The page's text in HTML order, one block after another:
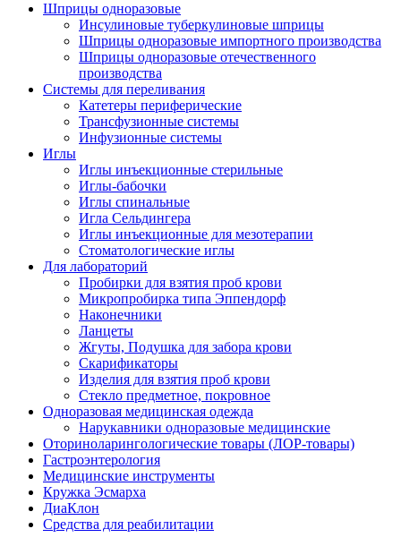
Шприцы одноразовые
Инсулиновые туберкулиновые шприцы
Шприцы одноразовые импортного производства
Шприцы одноразовые отечественного
производства
Системы для переливания
Катетеры периферические
Трансфузионные системы
Инфузионные системы
Иглы
Иглы инъекционные стерильные
Иглы-бабочки
Иглы спинальные
Игла Сельдингера
Иглы инъекционные для мезотерапии
Стоматологические иглы
Для лабораторий
Пробирки для взятия проб крови
Микропробирка типа Эппендорф
Наконечники
Ланцеты
Жгуты, Подушка для забора крови
Скарификаторы
Изделия для взятия проб крови
Стекло предметное, покровное
Одноразовая медицинская одежда
Нарукавники одноразовые медицинские
Оториноларингологические товары (ЛОР-товары)
Гастроэнтерология
Медицинские инструменты
Кружка Эсмарха
ДиаКлон
Средства для реабилитации